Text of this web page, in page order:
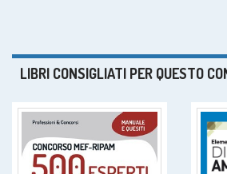
LIBRI CONSIGLIATI PER QUESTO